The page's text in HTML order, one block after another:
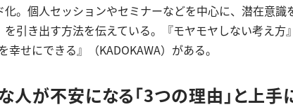
。個人セッションやセミナーなどを中心に、潜在意識
を引き出す方法を伝えている。『モヤモヤしない考え方
幸せにできる』（KADOKAWA）がある。
人が不安になる「3つの理由」と上手